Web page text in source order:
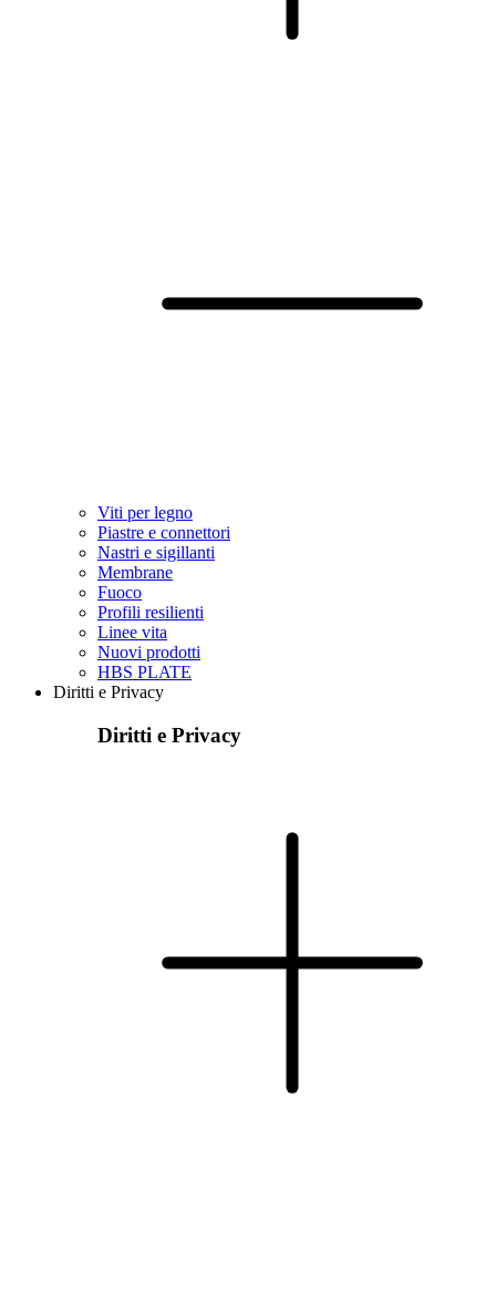
Viti per legno
Piastre e connettori
Nastri e sigillanti
Membrane
Fuoco
Profili resilienti
Linee vita
Nuovi prodotti
HBS PLATE
Diritti e Privacy
Diritti e Privacy